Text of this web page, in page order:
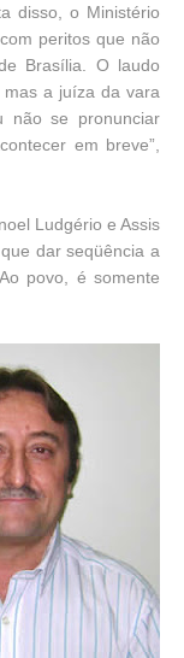
disso, o Ministério
peritos que não
Brasília. O laudo
a juíza da vara
não se pronunciar
em breve”,
Ludgério e Assis
dar seqüência a
povo, é somente